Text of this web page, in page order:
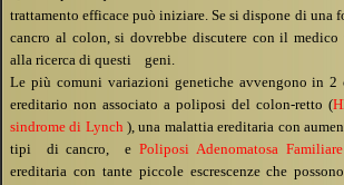
trattamento efficace può iniziare. Se si dispone di una
cancro al colon, si dovrebbe discutere con il medico
alla ricerca di questi geni.
Le più comuni variazioni genetiche avvengono in
ereditario non associato a poliposi del colon-retto (
sindrome di Lynch ), una malattia ereditaria con
tipi di cancro, e Poliposi Adenomatosa Familiare
ereditaria con tante piccole escrescenze che